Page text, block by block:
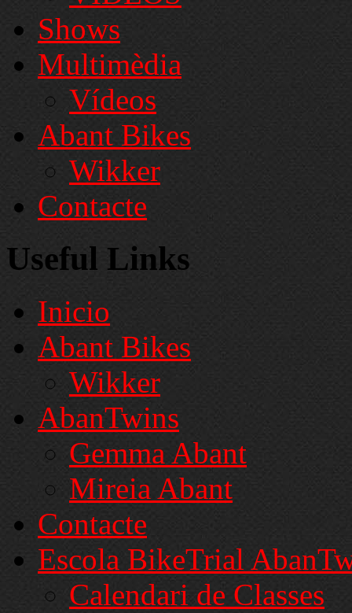
Shows
Multimèdia
Vídeos
Abant Bikes
Wikker
Contacte
Useful Links
Inicio
Abant Bikes
Wikker
AbanTwins
Gemma Abant
Mireia Abant
Contacte
Escola BikeTrial
Calendari de Classes